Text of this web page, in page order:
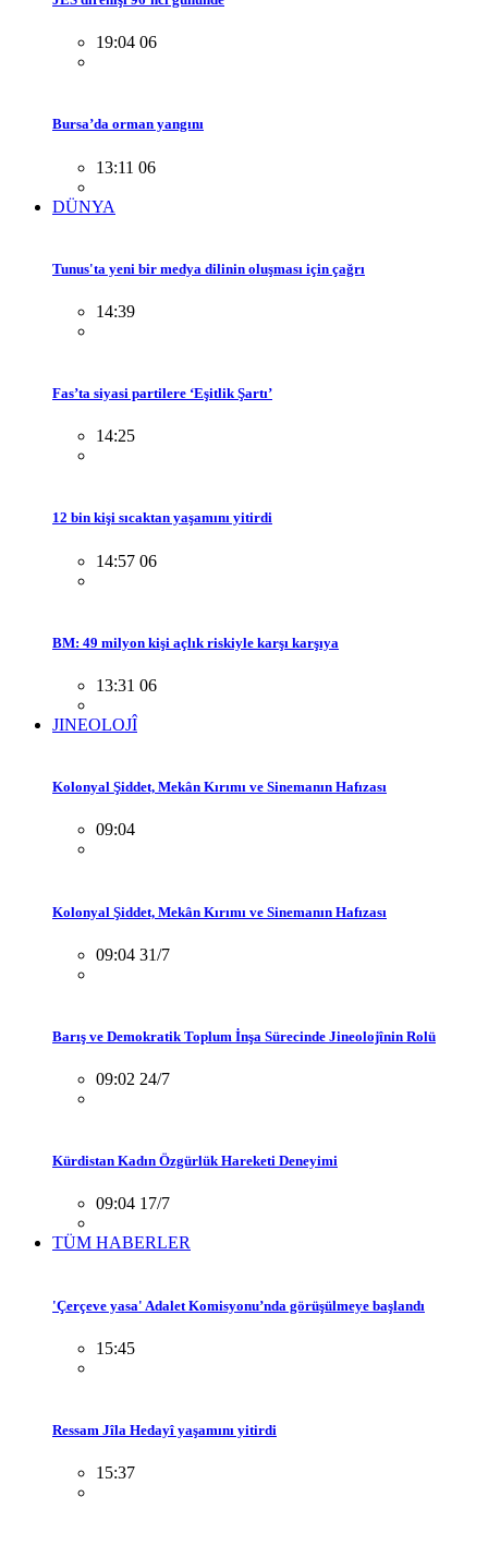
19:04 06
Bursa’da orman yangını
13:11 06
DÜNYA
Tunus'ta yeni bir medya dilinin oluşması için çağrı
14:39
Fas’ta siyasi partilere ‘Eşitlik Şartı’
14:25
12 bin kişi sıcaktan yaşamını yitirdi
14:57 06
BM: 49 milyon kişi açlık riskiyle karşı karşıya
13:31 06
JINEOLOJÎ
Kolonyal Şiddet, Mekân Kırımı ve Sinemanın Hafızası
09:04
Kolonyal Şiddet, Mekân Kırımı ve Sinemanın Hafızası
09:04 31/7
Barış ve Demokratik Toplum İnşa Sürecinde Jineolojînin Rolü
09:02 24/7
Kürdistan Kadın Özgürlük Hareketi Deneyimi
09:04 17/7
TÜM HABERLER
'Çerçeve yasa' Adalet Komisyonu’nda görüşülmeye başlandı
15:45
Ressam Jîla Hedayî yaşamını yitirdi
15:37